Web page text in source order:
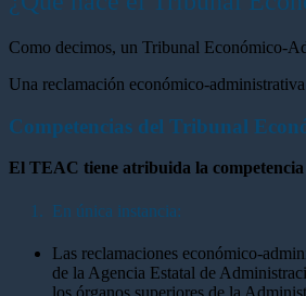
Como decimos, un Tribunal Económico-
Una reclamación económico-
Competencias del Tribunal
El TEAC tiene atribuida la
1. En única instancia:
Las reclamaciones económico-
de la Agencia Estatal de
los órganos superiores de la